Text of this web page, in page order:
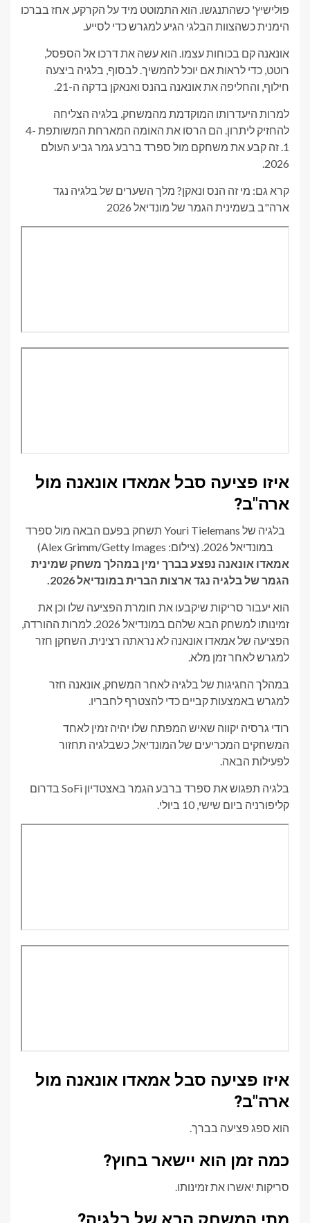
פולישיץ' כשהתנגשו. הוא התמוטט מיד על הקרקע, אחז בברכו
הימנית כשהצוות הבלגי הגיע למגרש כדי לסייע.
אונאנה קם בכוחות עצמו. הוא עשה את דרכו אל הספסל,
רוטט, כדי לראות אם יוכל להמשיך. לבסוף, בלגיה ביצעה
חילוף, והחליפה את אונאנה בהנס ואנאקן בדקה ה-21.
למרות היעדרותו המוקדמת מהמשחק, בלגיה הצליחה
להחזיק ליתרון. הם הרסו את האומה המארחת המשותפת 4-
1. זה קבע את משחקם מול ספרד ברבע גמר גביע העולם
2026.
קרא גם: מי זה הנס ונאקן? מלך השערים של בלגיה נגד
ארה"ב בשמינית הגמר של מונדיאל 2026
איזו פציעה סבל אמאדו אונאנה מול
ארה"ב?
בלגיה של Youri Tielemans תשחק בפעם הבאה מול ספרד
במונדיאל 2026. (צילום: Alex Grimm/Getty Images)
אמאדו אונאנה נפצע בברך ימין במהלך משחק שמינית
הגמר של בלגיה נגד ארצות הברית במונדיאל 2026.
הוא יעבור סריקות שיקבעו את חומרת הפציעה שלו וכן את
זמינותו למשחק הבא שלהם במונדיאל 2026. למרות ההורדה,
הפציעה של אמאדו אונאנה לא נראתה רצינית. השחקן חזר
למגרש לאחר זמן מלא.
במהלך החגיגות של בלגיה לאחר המשחק, אונאנה חזר
למגרש באמצעות קביים כדי להצטרף לחבריו.
רודי גרסיה יקווה שאיש המפתח שלו יהיה זמין לאחד
המשחקים המכריעים של המונדיאל, כשבלגיה תחזור
לפעילות הבאה.
בלגיה תפגוש את ספרד ברבע הגמר באצטדיון SoFi בדרום
קליפורניה ביום שישי, 10 ביולי.
איזו פציעה סבל אמאדו אונאנה מול
ארה"ב?
הוא ספג פציעה בברך.
כמה זמן הוא יישאר בחוץ?
סריקות יאשרו את זמינותו.